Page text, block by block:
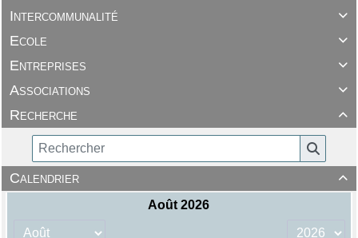

Intercommunalité

Ecole

Entreprises

Associations

Recherche

Calendrier